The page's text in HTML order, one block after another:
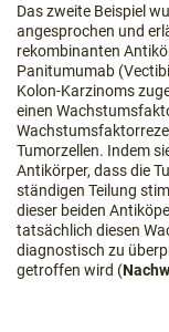
Das zweite Beispiel
angesprochen und
rekombinanten
Panitumumab
Kolon-Karzinoms
einen
Tumorzellen. Indem
Antikörper, dass die
ständigen Teilung
dieser beiden
tatsächlich diesen
diagnostisch zu
getroffen wird (